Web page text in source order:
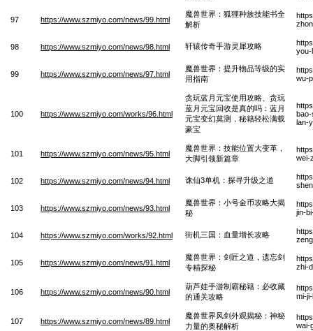
97 https://www.szmiyo.com/news/99.html
魔兽世界：狐狸种族技能书全
解析
98 https://www.szmiyo.com/news/98.html 轩辕传奇手游灵犀攻略
you-
99 https://www.szmiyo.com/news/97.html
魔兽世界：提升物品等级的实
用指南
wu-
100 https://www.szmiyo.com/works/96.html
贪玩蓝月元宝使用攻略、贪玩
蓝月元宝回收是真的吗：蓝月
元宝变幻莫测，秘籍轻松满载
豪宝
lan-
101 https://www.szmiyo.com/news/95.html
魔兽世界：技能位置大变革，
大脚引领新篇章
wei-
102 https://www.szmiyo.com/news/94.html 诛仙3单机：探寻升级之道
103 https://www.szmiyo.com/news/93.html
魔兽世界：小号金币攻略大揭
秘
jin-
104 https://www.szmiyo.com/works/92.html 街机三国：血量增长攻略
105 https://www.szmiyo.com/news/91.html
魔兽世界：剑匠之道，遗忘剑
专精探秘
zhi-
106 https://www.szmiyo.com/news/90.html
葫芦娃手游制霸秘籍：必收藏
的通关攻略
mi-
107 https://www.szmiyo.com/news/89.html
魔兽世界风剑外观揭秘：神秘
力量的奥秘解析
wai-